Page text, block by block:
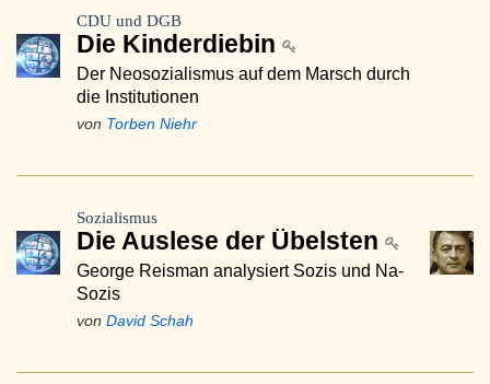
CDU und DGB
Die Kinderdiebin
Der Neosozialismus auf dem Marsch durch
die Institutionen
von Torben Niehr
Sozialismus
Die Auslese der Übelsten
George Reisman analysiert Sozis und Na-
Sozis
von David Schah